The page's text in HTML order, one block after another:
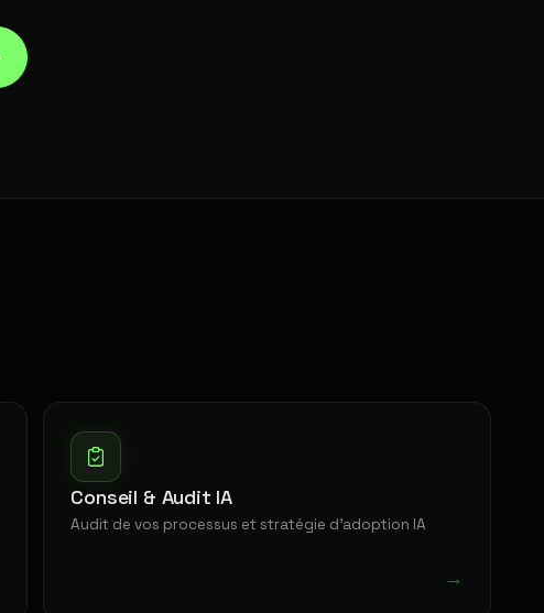
Conseil & Audit IA
Audit de vos processus et stratégie d'adoption IA
→